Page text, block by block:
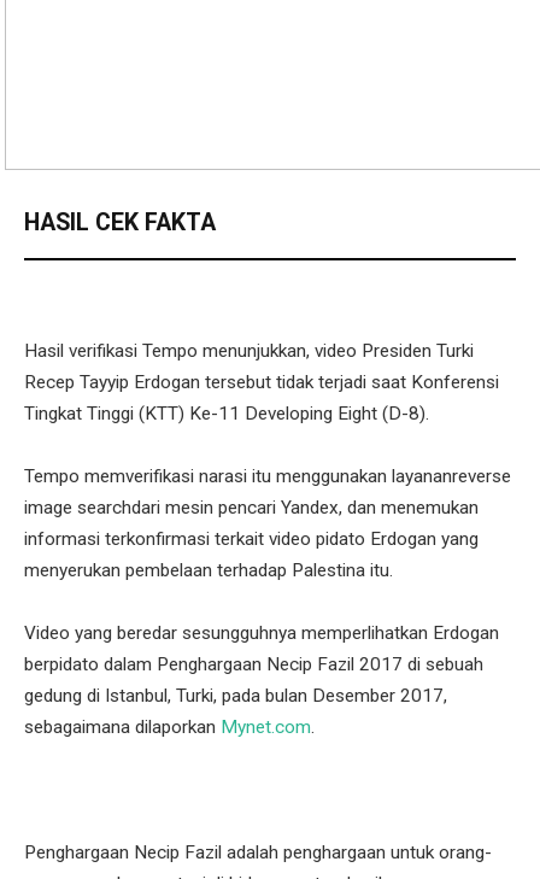
HASIL CEK FAKTA
Hasil verifikasi Tempo menunjukkan, video Presiden Turki
Recep Tayyip Erdogan tersebut tidak terjadi saat Konferensi
Tingkat Tinggi (KTT) Ke-11 Developing Eight (D-8).
Tempo memverifikasi narasi itu menggunakan layananreverse
image searchdari mesin pencari Yandex, dan menemukan
informasi terkonfirmasi terkait video pidato Erdogan yang
menyerukan pembelaan terhadap Palestina itu.
Video yang beredar sesungguhnya memperlihatkan Erdogan
berpidato dalam Penghargaan Necip Fazil 2017 di sebuah
gedung di Istanbul, Turki, pada bulan Desember 2017,
sebagaimana dilaporkan Mynet.com
Penghargaan Necip Fazil adalah penghargaan untuk orang-